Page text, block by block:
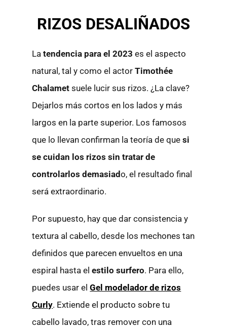
RIZOS DESALIÑADOS
Latendencia para el 2023 es el aspecto
natural, tal y como el actorTimothée
Chalamet suele lucir sus rizos. ¿La clave?
Dejarlos más cortos en los lados y más
largos en la parte superior. Los famosos
que lo llevan confirman la teoría de quesi
se cuidan los rizos sin tratar de
controlarlos demasiado, el resultado final
será extraordinario.
Por supuesto, hay que dar consistencia y
textura al cabello, desde los mechones tan
definidos que parecen envueltos en una
espiral hasta elestilo surfero. Para ello,
puedes usar elGel modelador de rizos
Curly. Extiende el producto sobre tu
cabello lavado, tras remover con una